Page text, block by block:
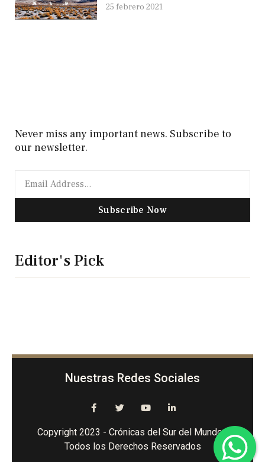
25 febrero 2021
Never miss any important news. Subscribe to
our newsletter.
Subscribe Now
Editor's Pick
Nuestras Redes Sociales
Copyright 2023 - Crónicas del Sur del Mundo -
Todos los Derechos Reservados